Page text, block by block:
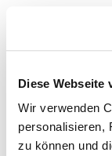
Diese Webseite
Wir verwenden
personalisieren,
zu können und